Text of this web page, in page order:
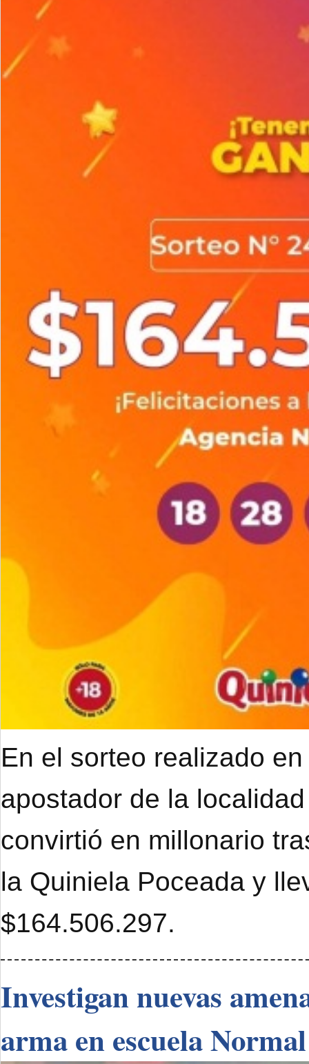
En el sorteo realizado
apostador de la
convirtió en millonario
la Quiniela Poceada y
$164.506.297.
Investigan nuevas
arma en escuela Normal